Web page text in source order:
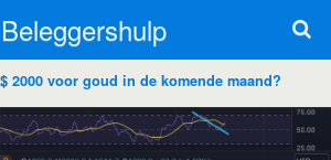
Beleggershulp
2000 voor goud in de komende maand?